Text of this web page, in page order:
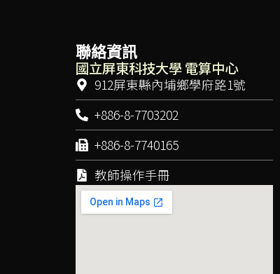
聯絡資訊
國立屏東科技大學 電算中心
912屏東縣內埔鄉學府路1號
+886-8-7703202
+886-8-7740165
教師操作手冊